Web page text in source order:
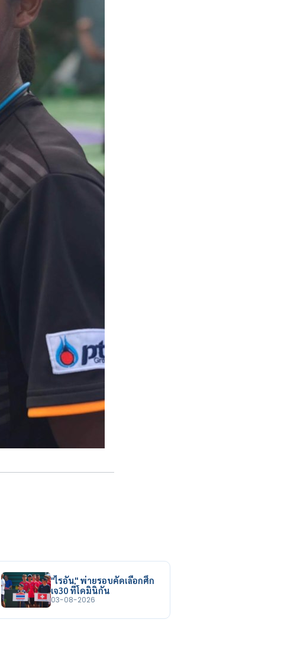
"ไรอัน" พ่ายรอบคัดเลือกศึก
เจ30 ที่โดมินิกัน
03-08-2026